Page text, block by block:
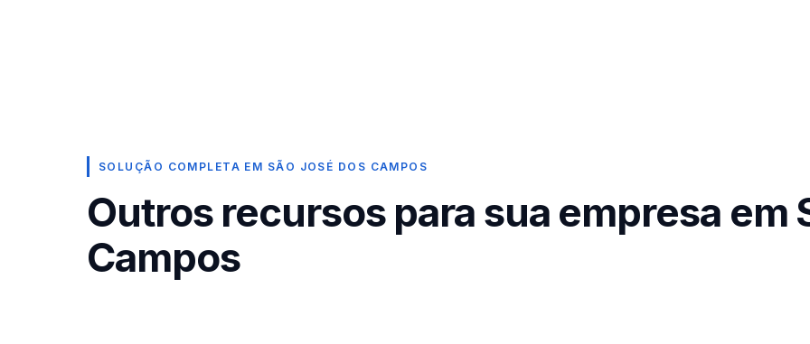
SOLUÇÃO COMPLETA EM SÃO JOSÉ DOS CAMPOS
Outros recursos para sua empresa em
Campos